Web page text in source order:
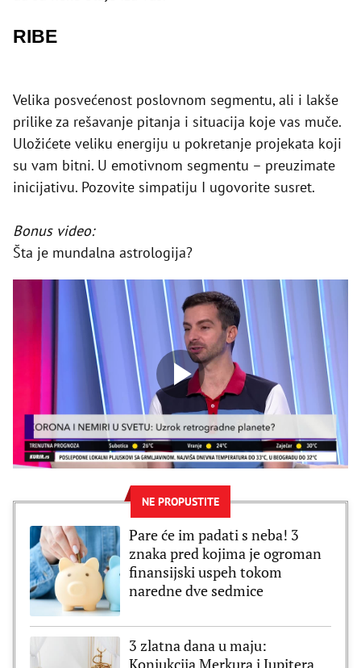
RIBE
Velika posvećenost poslovnom segmentu, ali i lakše
prilike za rešavanje pitanja i situacija koje vas muče.
Uložićete veliku energiju u pokretanje projekata koji
su vam bitni. U emotivnom segmentu – preuzimate
inicijativu. Pozovite simpatiju I ugovorite susret.
Bonus video:
Šta je mundalna astrologija?
NE PROPUSTITE
Pare će im padati s neba! 3
znaka pred kojima je ogroman
finansijski uspeh tokom
naredne dve sedmice
3 zlatna dana u maju:
Konjukcija Merkura i Jupitera